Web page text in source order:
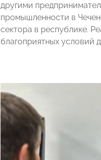
другими
промышленности в
сектора в республике.
благоприятных условий